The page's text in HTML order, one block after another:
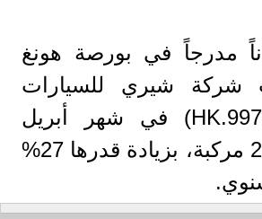
مدرجاً في بورصة هونغ
شركة شيري للسيارات
المحدودة (9973.HK) في شهر أبريل
وحده 236,427 مركبة، بزيادة قدرها 27%